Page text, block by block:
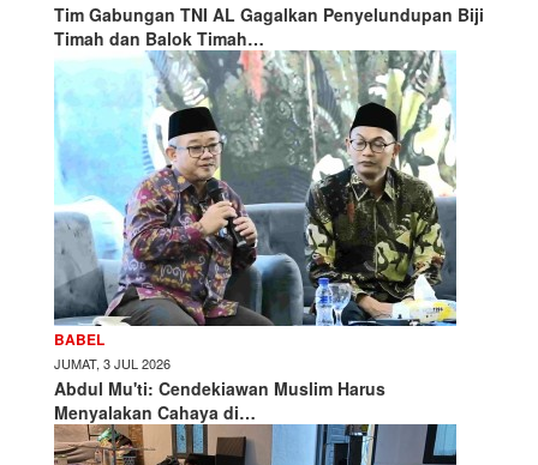
Tim Gabungan TNI AL Gagalkan Penyelundupan Biji
Timah dan Balok Timah…
BABEL
JUMAT, 3 JUL 2026
Abdul Mu'ti: Cendekiawan Muslim Harus
Menyalakan Cahaya di…